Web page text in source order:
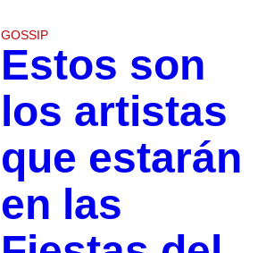
GOSSIP
Estos son
los artistas
que estarán
en las